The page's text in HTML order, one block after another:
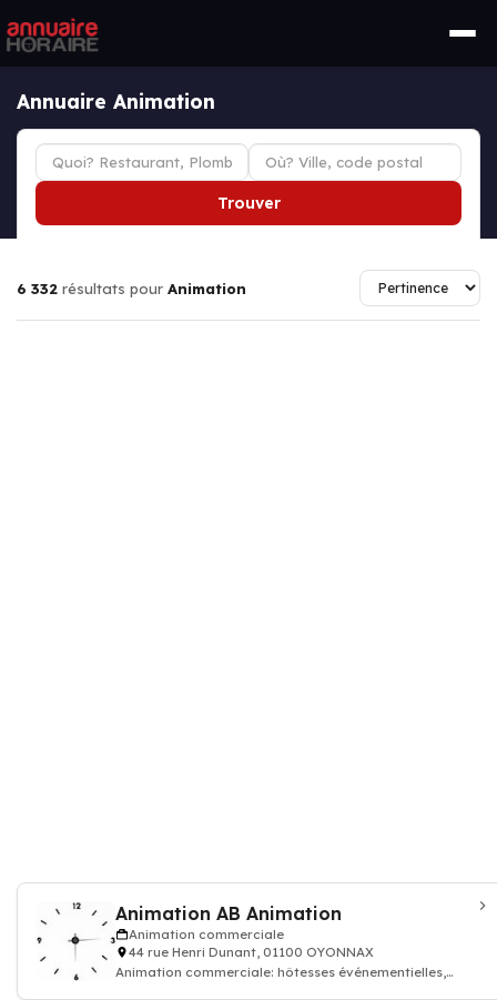
Annuaire Animation
Trouver
6 332 résultats pour Animation
Animation AB Animation
Animation commerciale
44 rue Henri Dunant, 01100 OYONNAX
Animation commerciale: hôtesses événementielles,